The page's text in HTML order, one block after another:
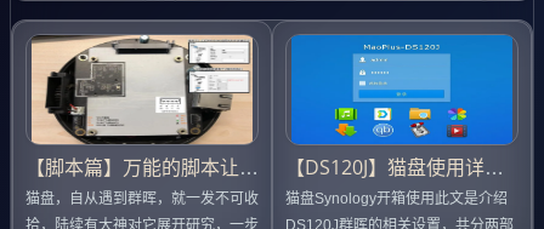
【脚本篇】万能的脚本让猫盘变完美
猫盘，自从遇到群晖，就一发不可收
拾，陆续有大神对它展开研究，一步
【DS120J】猫盘使用详细说明
猫盘Synology开箱使用此文是介绍
DS120J群晖的相关设置，共分两部